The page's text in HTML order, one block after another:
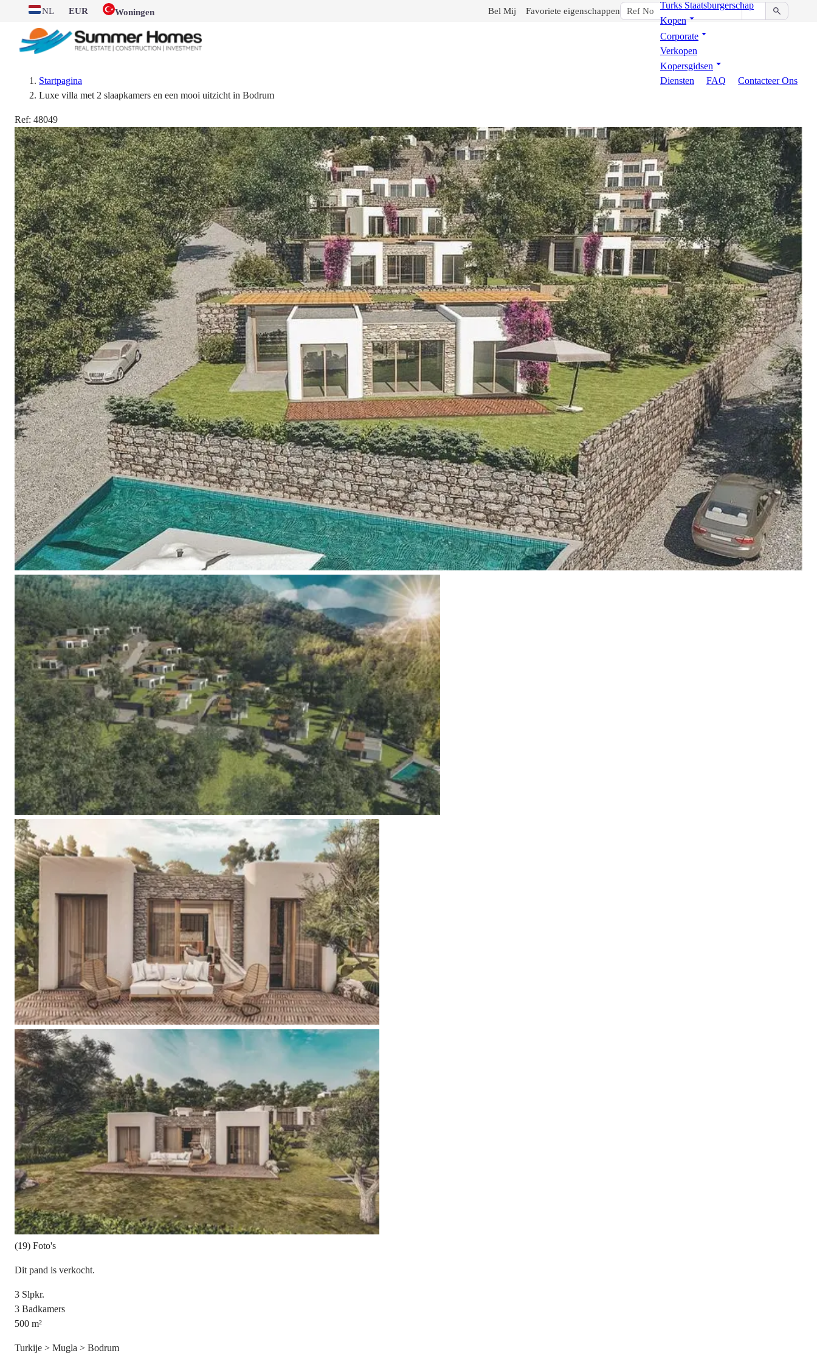
NL EUR Woningen Bel Mij Favoriete eigenschappen
Turks Staatsburgerschap
Kopen
Corporate
Verkopen
Kopersgidsen
Diensten
FAQ Contacteer Ons
Startpagina
Luxe villa met 2 slaapkamers en een mooi uitzicht in Bodrum
Ref: 48049
(19) Foto's
Dit pand is verkocht.
3 Slpkr.
3 Badkamers
500 m²
Turkije > Mugla > Bodrum